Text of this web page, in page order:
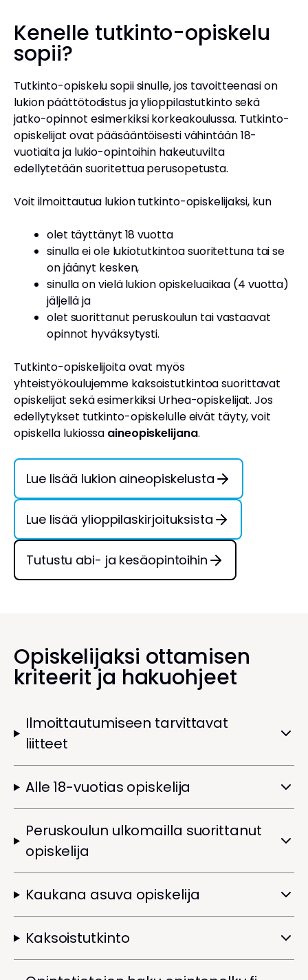
Kenelle tutkinto-opiskelu
sopii?
Tutkinto-opiskelu sopii sinulle, jos tavoitteenasi on
lukion päättötodistus ja ylioppilastutkinto sekä
jatko-opinnot esimerkiksi korkeakoulussa. Tutkinto-
opiskelijat ovat pääsääntöisesti vähintään 18-
vuotiaita ja lukio-opintoihin hakeutuvilta
edellytetään suoritettua perusopetusta.
Voit ilmoittautua lukion tutkinto-opiskelijaksi, kun
olet täyttänyt 18 vuotta
sinulla ei ole lukiotutkintoa suoritettuna tai se
on jäänyt kesken,
sinulla on vielä lukion opiskeluaikaa (4 vuotta)
jäljellä ja
olet suorittanut peruskoulun tai vastaavat
opinnot hyväksytysti.
Tutkinto-opiskelijoita ovat myös
yhteistyökoulujemme kaksoistutkintoa suorittavat
opiskelijat sekä esimerkiksi Urhea-opiskelijat. Jos
edellytykset tutkinto-opiskelulle eivät täyty, voit
opiskella lukiossa aineopiskelijana.
Lue lisää lukion aineopiskelusta
Lue lisää ylioppilaskirjoituksista
Tutustu abi- ja kesäopintoihin
Opiskelijaksi ottamisen
kriteerit ja hakuohjeet
Ilmoittautumiseen tarvittavat
liitteet
Alle 18-vuotias opiskelija
Peruskoulun ulkomailla suorittanut
opiskelija
Kaukana asuva opiskelija
Kaksoistutkinto